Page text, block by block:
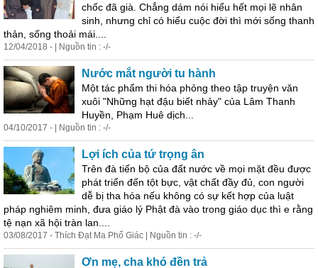
chốc đã già. Chẳng dám nói hiểu hết mọi lẽ nhân
sinh, nhưng chỉ có hiểu cuộc đời thì mới sống thanh
thản, sống thoải mái....
12/04/2018 - | Nguồn tin : -/-
Nước mắt người tu hành
Một tác phẩm thi hóa phỏng theo tập truyện văn
xuôi "Những hạt đậu biết nhảy" của Lâm Thanh
Huyền, Phạm Huê dịch...
04/10/2017 - | Nguồn tin : -/-
Lợi ích của tứ trọng ân
Trên đà tiến bộ của đất nước về mọi mặt đều được
phát triển đến tột bực, vật chất đầy đủ, con người
dễ bị tha hóa nếu không có sự kết hợp của luật
pháp nghiêm minh, đưa giáo lý Phật đà vào trong giáo dục thì e rằng
tệ nạn xã hội tràn lan....
03/08/2017 - Thích Đạt Ma Phổ Giác | Nguồn tin : -/-
Ơn mẹ, cha khó đền trả